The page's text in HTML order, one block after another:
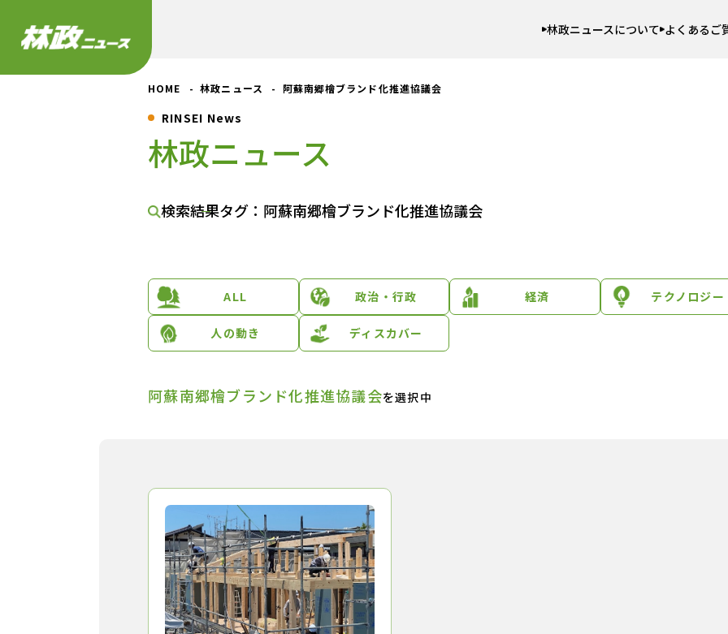
林政ニュースについて よくあるご
HOME 林政ニュース 阿蘇南郷檜ブランド化推進協議会
RINSEI News
林政ニュース
検索結果タグ：阿蘇南郷檜ブランド化推進協議会
ALL 政治・行政 経済 テクノロジー
人の動き ディスカバー
阿蘇南郷檜ブランド化推進協議会を選択中